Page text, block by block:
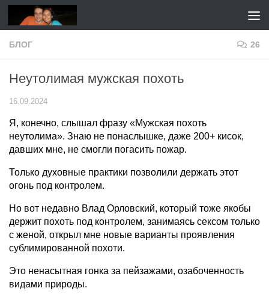
Перейти к содержимому
БЛОГ 26
Неутолимая мужская похоть
16.09.2024
Я, конечно, слышал фразу «Мужская похоть
неутолима». Знаю не понаслышке, даже 200+ кисок,
давших мне, не смогли погасить пожар.
Только духовные практики позволили держать этот
огонь под контролем.
Но вот недавно Влад Орловский, который тоже якобы
держит похоть под контролем, занимаясь сексом только
с женой, открыл мне новые варианты проявления
сублимированной похоти.
Это ненасытная гонка за пейзажами, озабоченность
видами природы.